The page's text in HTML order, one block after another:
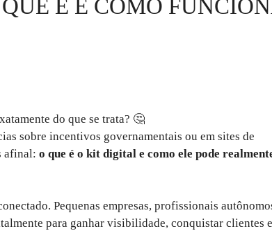
É E COMO
do que se trata? 🤔
sobre incentivos governamentais ou em sites de
afinal: o que é o kit digital e como ele pode
Pequenas empresas, profissionais
para ganhar visibilidade, conquistar clientes e